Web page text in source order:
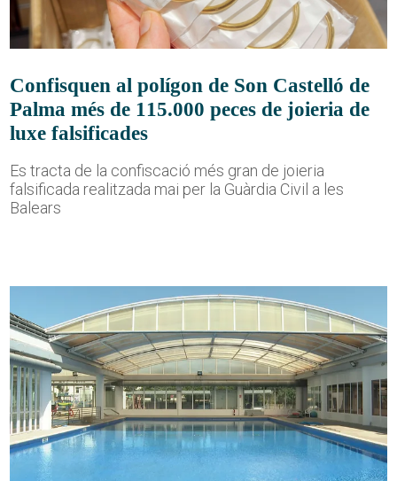
Confisquen al polígon de Son Castelló de
Palma més de 115.000 peces de joieria de
luxe falsificades
Es tracta de la confiscació més gran de joieria
falsificada realitzada mai per la Guàrdia Civil a les
Balears